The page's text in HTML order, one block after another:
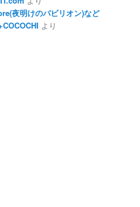
夜明けのパビリオン)など
より